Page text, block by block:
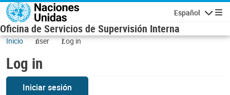
Skip to main content
Español
Oficina de Servicios de Supervisión Interna
Inicio user Log in
Log in
Iniciar sesión